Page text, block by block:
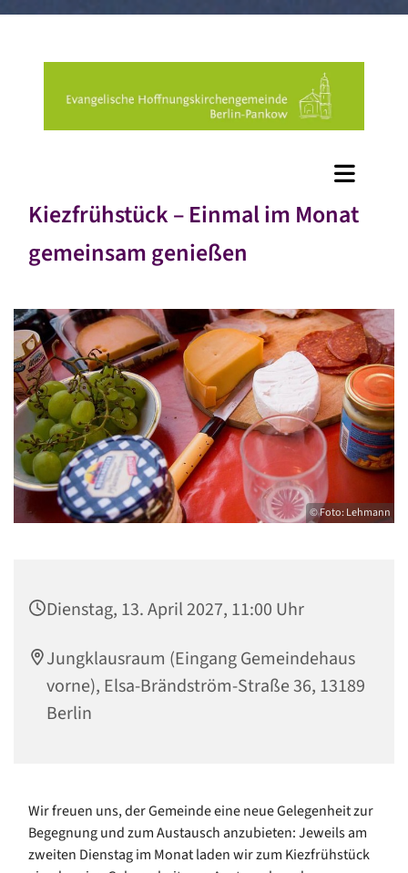
Kiezfrühstück – Einmal im Monat
gemeinsam genießen
© Foto: Lehmann
Dienstag, 13. April 2027, 11:00 Uhr
Jungklausraum (Eingang Gemeindehaus
vorne), Elsa-Brändström-Straße 36, 13189
Berlin
Wir freuen uns, der Gemeinde eine neue Gelegenheit zur
Begegnung und zum Austausch anzubieten: Jeweils am
zweiten Dienstag im Monat laden wir zum Kiezfrühstück